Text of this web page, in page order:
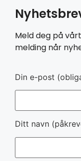
Meld deg på
melding når
Din e-post
Ditt navn